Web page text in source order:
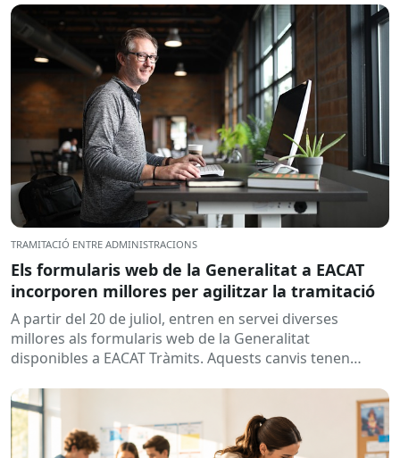
TRAMITACIÓ ENTRE ADMINISTRACIONS
Els formularis web de la Generalitat a EACAT
incorporen millores per agilitzar la tramitació
A partir del 20 de juliol, entren en servei diverses
millores als formularis web de la Generalitat
disponibles a EACAT Tràmits. Aquests canvis tenen